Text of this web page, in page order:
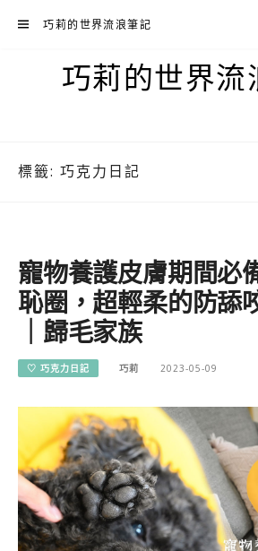
巧莉的世界流浪筆記
巧莉的世界流
標籤: 巧克力日記
寵物養護皮膚期間必
恥圈，超輕柔的防舔
｜歸毛家族
♡ 巧克力日記 巧莉 2023-05-09